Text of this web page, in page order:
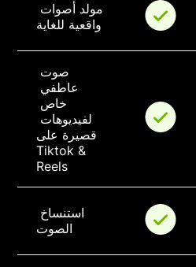
مولد أصوات
واقعية للغاية
صوت
عاطفي
خاص
لفيديوهات
قصيرة على
Tiktok &
Reels
استنساخ
الصوت